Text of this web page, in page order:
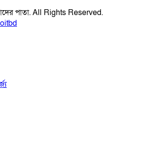
পাতা. All Rights Reserved.